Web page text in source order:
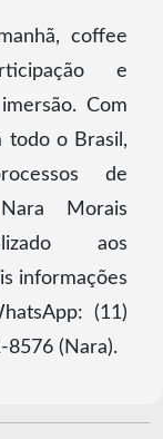
coffee
e
Com
todo o Brasil,
de
Morais
aos
informações
(11)
8576 (Nara).